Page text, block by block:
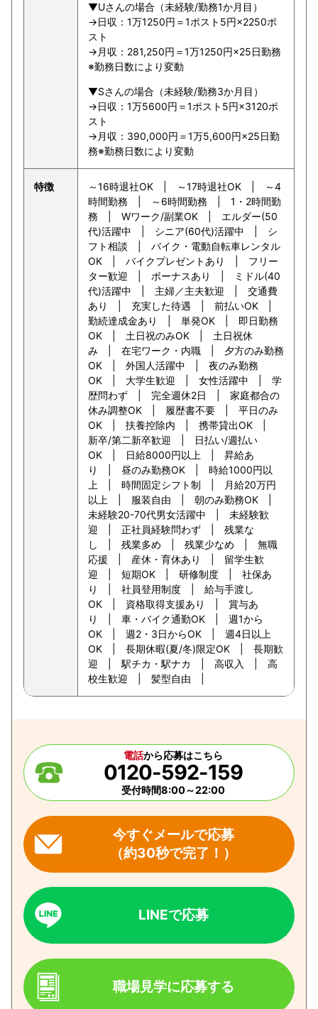
▼Uさんの場合（未経験/勤務1か月目）
→日収：1万1250円＝1ポスト5円×2250ポ
スト
→月収：281,250円＝1万1250円×25日勤務
※勤務日数により変動
▼Sさんの場合（未経験/勤務3か月目）
→日収：1万5600円＝1ポスト5円×3120ポ
スト
→月収：390,000円＝1万5,600円×25日勤
務※勤務日数により変動
特徴
～16時退社OK | ～17時退社OK | ～4
時間勤務 | ～6時間勤務 | 1・2時間勤
務 | Wワーク/副業OK | エルダー(50
代)活躍中 | シニア(60代)活躍中 | シ
フト相談 | バイク・電動自転車レンタル
OK | バイクプレゼントあり | フリー
ター歓迎 | ボーナスあり | ミドル(40
代)活躍中 | 主婦／主夫歓迎 | 交通費
あり | 充実した待遇 | 前払いOK |
勤続達成金あり | 単発OK | 即日勤務
OK | 土日祝のみOK | 土日祝休
み | 在宅ワーク・内職 | 夕方のみ勤務
OK | 外国人活躍中 | 夜のみ勤務
OK | 大学生歓迎 | 女性活躍中 | 学
歴問わず | 完全週休2日 | 家庭都合の
休み調整OK | 履歴書不要 | 平日のみ
OK | 扶養控除内 | 携帯貸出OK |
新卒/第二新卒歓迎 | 日払い/週払い
OK | 日給8000円以上 | 昇給あ
り | 昼のみ勤務OK | 時給1000円以
上 | 時間固定シフト制 | 月給20万円
以上 | 服装自由 | 朝のみ勤務OK |
未経験20-70代男女活躍中 | 未経験歓
迎 | 正社員経験問わず | 残業な
し | 残業多め | 残業少なめ | 無職
応援 | 産休・育休あり | 留学生歓
迎 | 短期OK | 研修制度 | 社保あ
り | 社員登用制度 | 給与手渡し
OK | 資格取得支援あり | 賞与あ
り | 車・バイク通勤OK | 週1から
OK | 週2・3日からOK | 週4日以上
OK | 長期休暇(夏/冬)限定OK | 長期歓
迎 | 駅チカ・駅ナカ | 高収入 | 高
校生歓迎 | 髪型自由 |
電話から応募はこちら
0120-592-159
受付時間8:00～22:00
今すぐメールで応募
（約30秒で完了！）
LINEで応募
職場見学に応募する